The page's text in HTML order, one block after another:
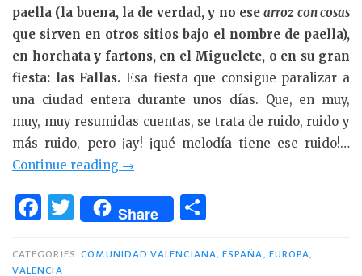
paella (la buena, la de verdad, y no esearroz con cosas
que sirven en otros sitios bajo el nombre de paella),
en horchata y fartons, en el Miguelete, o en su gran
fiesta: las Fallas. Esa fiesta que consigue paralizar a
una ciudad entera durante unos días. Que, en muy,
muy, muy resumidas cuentas, se trata de ruido, ruido y
más ruido, pero ¡ay! ¡qué melodía tiene ese ruido!…
Continue reading «Museo
la
de
→
F
c
T
w
it
Share
m
CATEGORIES COMUNIDAD VALENCIANA,ESPAÑA, EUROPA,
VALENCIA